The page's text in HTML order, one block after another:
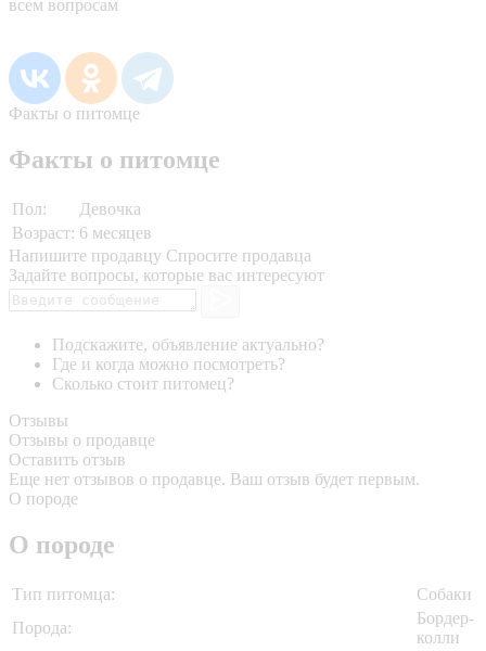
всем вопросам
Факты о питомце
Факты о питомце
Пол:
Девочка
Возраст: 6 месяцев
Напишите продавцу Спросите продавца
Задайте вопросы, которые вас интересуют
Подскажите, объявление актуально?
Где и когда можно посмотреть?
Сколько стоит питомец?
Отзывы
Отзывы о продавце
Оставить отзыв
Еще нет отзывов о продавце. Ваш отзыв будет первым.
О породе
О породе
Тип питомца:
Собаки
Порода:
Бордер-
колли